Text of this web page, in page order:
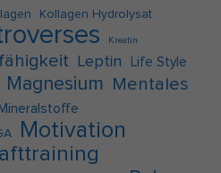
Kollagen Hydrolysat
Kreatin
Leptin Life Style
Magnesium Mentales
Mineralstoffe
Motivation